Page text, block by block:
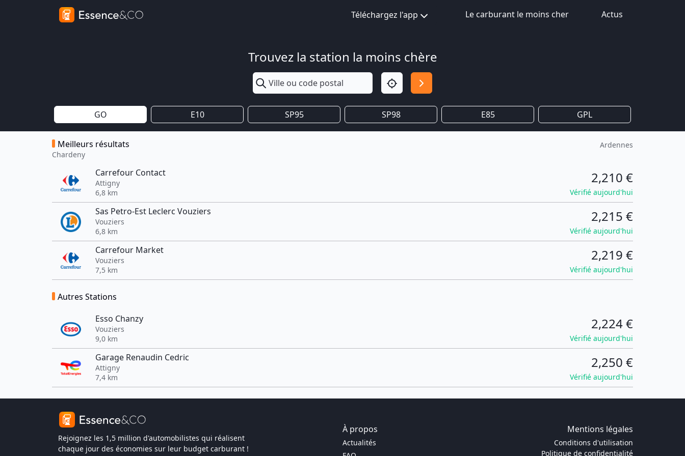
Téléchargez l'app Le carburant le moins cher Actus
Trouvez la station la moins chère
GO E10 SP95 SP98 E85 GPL
Meilleurs résultats
Chardeny
Ardennes
Carrefour Contact
Attigny
6,8 km
2,210 €
Vérifié aujourd'hui
Sas Petro-Est Leclerc Vouziers
Vouziers
6,8 km
2,215 €
Vérifié aujourd'hui
Carrefour Market
Vouziers
7,5 km
2,219 €
Vérifié aujourd'hui
Autres Stations
Esso Chanzy
Vouziers
9,0 km
2,224 €
Vérifié aujourd'hui
Garage Renaudin Cedric
Attigny
7,4 km
2,250 €
Vérifié aujourd'hui
Rejoignez les 1,5 million d'automobilistes qui réalisent
chaque jour des économies sur leur budget carburant !
À propos Mentions légales
Actualités
Conditions d'utilisation
Politique de confidentialité